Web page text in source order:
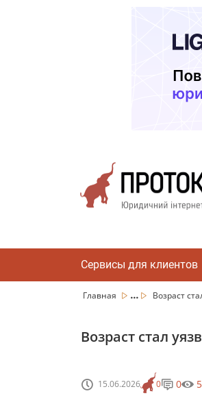
Сервисы для клиентов
Главная ... Возраст
Возраст стал
15.06.2026 0 0